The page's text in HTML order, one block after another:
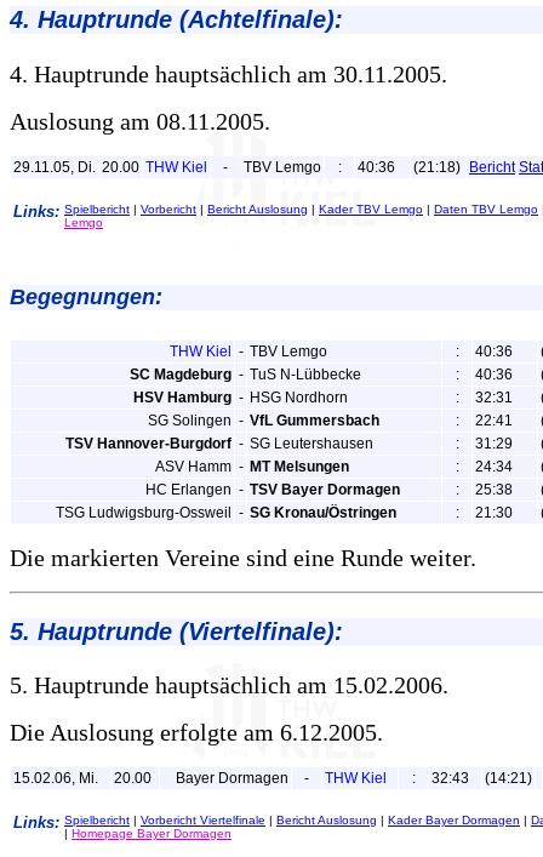
4. Hauptrunde (Achtelfinale):
4. Hauptrunde hauptsächlich am 30.11.2005.
Auslosung am 08.11.2005.
29.11.05, Di. 20.00 THW Kiel - TBV Lemgo : 40:36 (21:18) Bericht
Links: Spielbericht | Vorbericht | Bericht Auslosung | Kader TBV Lemgo | Daten TBV Lemgo
Lemgo
Begegnungen:
THW Kiel - TBV Lemgo : 40:36
SC Magdeburg - TuS N-Lübbecke : 40:36
HSV Hamburg - HSG Nordhorn : 32:31
SG Solingen - VfL Gummersbach : 22:41
TSV Hannover-Burgdorf - SG Leutershausen : 31:29
ASV Hamm - MT Melsungen : 24:34
HC Erlangen - TSV Bayer Dormagen : 25:38
TSG Ludwigsburg-Ossweil - SG Kronau/Östringen : 21:30
Die markierten Vereine sind eine Runde weiter.
5. Hauptrunde (Viertelfinale):
5. Hauptrunde hauptsächlich am 15.02.2006.
Die Auslosung erfolgte am 6.12.2005.
15.02.06, Mi. 20.00 Bayer Dormagen - THW Kiel : 32:43 (14:21)
Links: Spielbericht | Vorbericht Viertelfinale | Bericht Auslosung | Kader Bayer Dormagen |
| Homepage Bayer Dormagen